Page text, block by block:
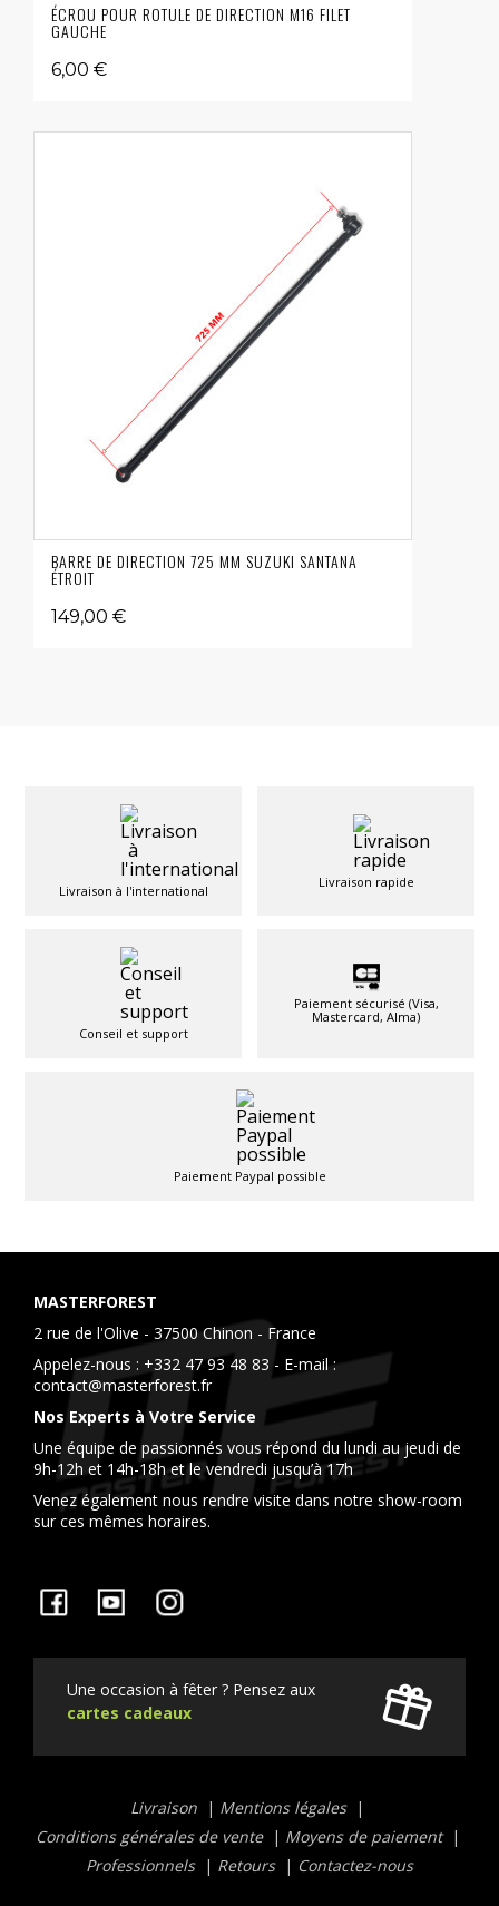
ÉCROU POUR ROTULE DE DIRECTION M16 FILET
GAUCHE
6,00 €
BARRE DE DIRECTION 725 MM SUZUKI SANTANA
ÉTROIT
149,00 €
Livraison à l'international
Livraison rapide
Conseil et support
Paiement sécurisé (Visa,
Mastercard, Alma)
Paiement Paypal possible
MASTERFOREST
2 rue de l'Olive - 37500 Chinon - France
Appelez-nous : +332 47 93 48 83 - E-mail :
contact@masterforest.fr
Nos Experts à Votre Service
Une équipe de passionnés vous répond du lundi au jeudi de
9h-12h et 14h-18h et le vendredi jusqu’à 17h
Venez également nous rendre visite dans notre show-room
sur ces mêmes horaires.
Facebook YouTube
Une occasion à fêter ? Pensez aux
cartes cadeaux
utiles
Livraison
Mentions légales
Conditions générales de vente
Moyens de paiement
Professionnels
Retours Contactez-nous